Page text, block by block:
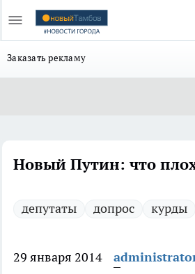
Заказать рекламу
Новый Путин: что
депутаты допрос курды
29 января 2014